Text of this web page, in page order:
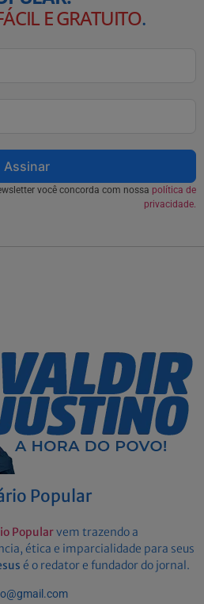
E GRATUITO.
Assinar
você concorda com nossa política de
privacidade.
Popular
Popularvem trazendo a
ética e imparcialidade para seus
é o redator e fundador do jornal.